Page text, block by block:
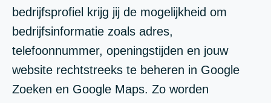
bedrijfsprofiel krijg jij de mogelijkheid om
bedrijfsinformatie zoals adres,
telefoonnummer, openingstijden en jouw
website rechtstreeks te beheren in Google
Zoeken en Google Maps. Zo worden